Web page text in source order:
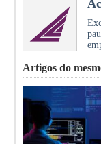
Artigos do